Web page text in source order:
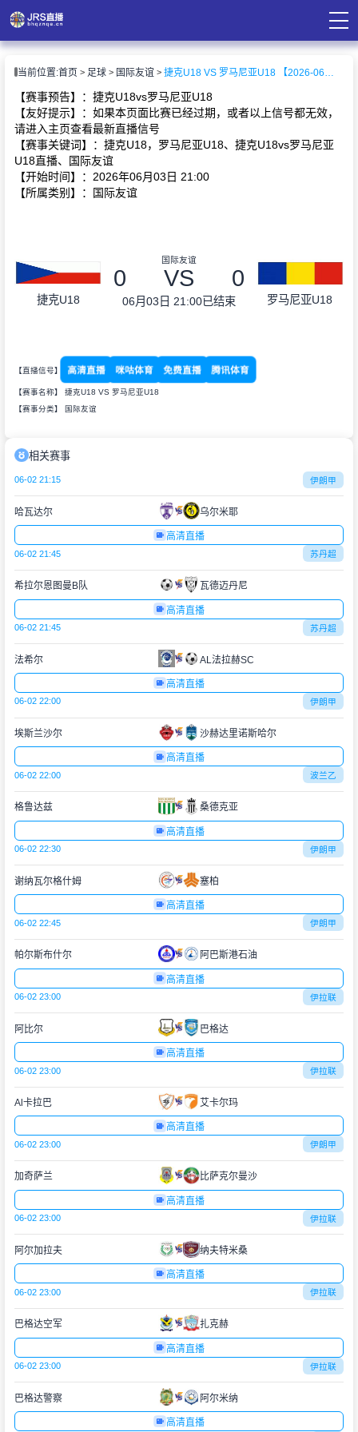
播
讯
当前位置:首页 足球 国际友谊 捷克U18 VS 罗马尼亚U18 【2026-06-03 21:00:00】
【赛事预告】：捷克U18vs罗马尼亚U18
【友好提示】：如果本页面比赛已经过期，或者以上信号都无效，
请进入主页查看最新直播信号
【赛事关键词】：捷克U18，罗马尼亚U18、捷克U18vs罗马尼亚
U18直播、国际友谊
【开始时间】：2026年06月03日 21:00
【所属类别】：国际友谊
捷克U18
国际友谊
0 VS 0
06月03日 21:00已结束 罗马尼亚U18
【直播信号】 高清直播 咪咕体育 免费直播 腾讯体育
【赛事名称】 捷克U18 VS 罗马尼亚U18
【赛事分类】 国际友谊
相关赛事
06-02 21:15 伊朗甲
哈瓦达尔 乌尔米耶
高清直播
06-02 21:45 苏丹超
希拉尔恩图曼B队 瓦德迈丹尼
高清直播
06-02 21:45 苏丹超
法希尔 AL法拉赫SC
高清直播
06-02 22:00 伊朗甲
埃斯兰沙尔 沙赫达里诺斯哈尔
高清直播
06-02 22:00 波兰乙
格鲁达兹 桑德克亚
高清直播
06-02 22:30 伊朗甲
谢纳瓦尔格什姆 塞柏
高清直播
06-02 22:45 伊朗甲
帕尔斯布什尔 阿巴斯港石油
高清直播
06-02 23:00 伊拉联
阿比尔 巴格达
高清直播
06-02 23:00 伊拉联
Al卡拉巴 艾卡尔玛
高清直播
06-02 23:00 伊朗甲
加奇萨兰 比萨克尔曼沙
高清直播
06-02 23:00 伊拉联
阿尔加拉夫 纳夫特米桑
高清直播
06-02 23:00 伊拉联
巴格达空军 扎克赫
高清直播
06-02 23:00 伊拉联
巴格达警察 阿尔米纳
高清直播